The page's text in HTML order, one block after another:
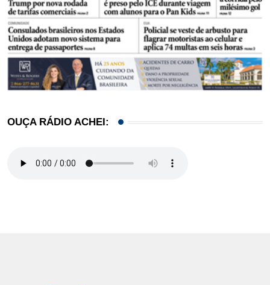
OUÇA RÁDIO ACHEI: